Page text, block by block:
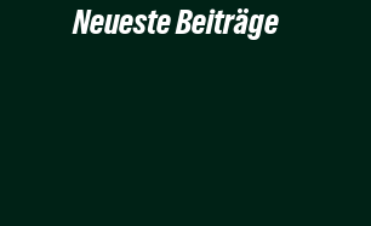
Neueste Beiträge